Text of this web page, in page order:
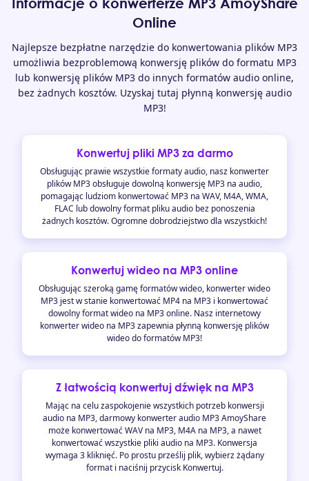
Online
Najlepsze bezpłatne narzędzie do konwertowania plików MP3
umożliwia bezproblemową konwersję plików do formatu MP3
lub konwersję plików MP3 do innych formatów audio online,
bez żadnych kosztów. Uzyskaj tutaj płynną konwersję audio
MP3!
Konwertuj pliki MP3 za darmo
Obsługując prawie wszystkie formaty audio, nasz konwerter
plików MP3 obsługuje dowolną konwersję MP3 na audio,
pomagając ludziom konwertować MP3 na WAV, M4A, WMA,
FLAC lub dowolny format pliku audio bez ponoszenia
żadnych kosztów. Ogromne dobrodziejstwo dla wszystkich!
Konwertuj wideo na MP3 online
Obsługując szeroką gamę formatów wideo, konwerter wideo
MP3 jest w stanie konwertować MP4 na MP3 i konwertować
dowolny format wideo na MP3 online. Nasz internetowy
konwerter wideo na MP3 zapewnia płynną konwersję plików
wideo do formatów MP3!
Z łatwością konwertuj dźwięk na MP3
Mając na celu zaspokojenie wszystkich potrzeb konwersji
audio na MP3, darmowy konwerter audio MP3 AmoyShare
może konwertować WAV na MP3, M4A na MP3, a nawet
konwertować wszystkie pliki audio na MP3. Konwersja
wymaga 3 kliknięć. Po prostu prześlij plik, wybierz żądany
format i naciśnij przycisk Konwertuj.